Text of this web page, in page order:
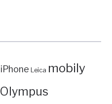
iPhone Leica mobily
Olympus